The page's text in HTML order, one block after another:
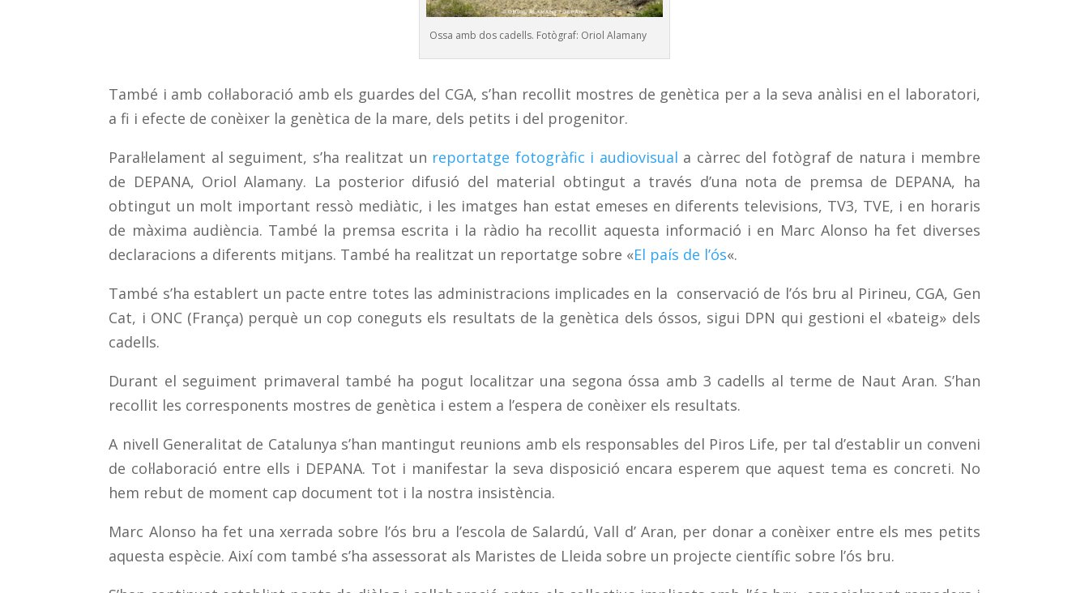
Ossa amb dos cadells. Fotògraf: Oriol Alamany
També i amb col·laboració amb els guardes del CGA, s’han recollit mostres de genètica per a la seva anàlisi en el laboratori,
a fi i efecte de conèixer la genètica de la mare, dels petits i del progenitor.
Paral·lelament al seguiment, s’ha realitzat un reportatge fotogràfic i audiovisual a càrrec del fotògraf de natura i membre
de DEPANA, Oriol Alamany. La posterior difusió del material obtingut a través d’una nota de premsa de DEPANA, ha
obtingut un molt important ressò mediàtic, i les imatges han estat emeses en diferents televisions, TV3, TVE, i en horaris
de màxima audiència. També la premsa escrita i la ràdio ha recollit aquesta informació i en Marc Alonso ha fet diverses
declaracions a diferents mitjans. També ha realitzat un reportatge sobre «El país de l’ós«.
També s’ha establert un pacte entre totes las administracions implicades en la conservació de l’ós bru al Pirineu, CGA, Gen
Cat, i ONC (França) perquè un cop coneguts els resultats de la genètica dels óssos, sigui DPN qui gestioni el «bateig» dels
cadells.
Durant el seguiment primaveral també ha pogut localitzar una segona óssa amb 3 cadells al terme de Naut Aran. S’han
recollit les corresponents mostres de genètica i estem a l’espera de conèixer els resultats.
A nivell Generalitat de Catalunya s’han mantingut reunions amb els responsables del Piros Life, per tal d’establir un conveni
de col·laboració entre ells i DEPANA. Tot i manifestar la seva disposició encara esperem que aquest tema es concreti. No
hem rebut de moment cap document tot i la nostra insistència.
Marc Alonso ha fet una xerrada sobre l’ós bru a l’escola de Salardú, Vall d’ Aran, per donar a conèixer entre els mes petits
aquesta espècie. Així com també s’ha assessorat als Maristes de Lleida sobre un projecte científic sobre l’ós bru.